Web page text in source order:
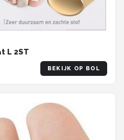
L 2ST
BEKIJK OP BOL